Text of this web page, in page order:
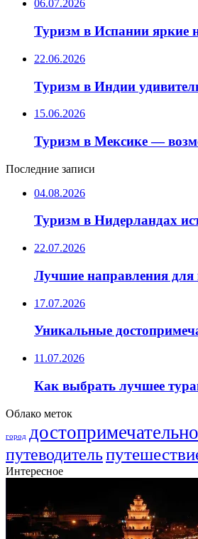
06.07.2026
Туризм в Испании яркие
22.06.2026
Туризм в Индии
15.06.2026
Туризм в Мексике —
Последние записи
04.08.2026
Туризм в Нидерландах
22.07.2026
Лучшие направления для
17.07.2026
Уникальные
11.07.2026
Как выбрать лучшее
Облако меток
город
путеводитель
Интересное